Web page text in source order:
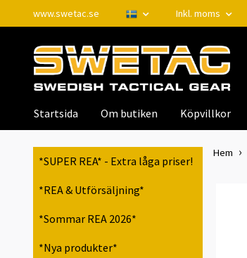
www.swetac.se Inkl. moms
Startsida Om butiken Köpvillkor
*SUPER REA* - Extra låga priser!
*REA & Utförsäljning*
*Sommar REA 2026*
*Nya produkter*
Hem